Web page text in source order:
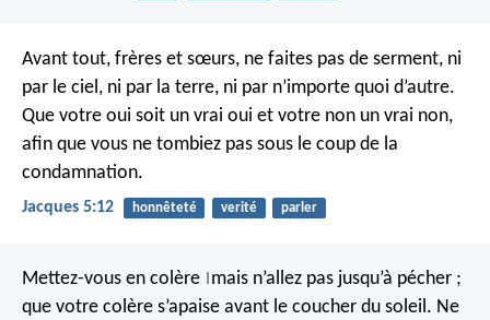
Avant tout, frères et sœurs, ne faites pas de serment, ni
par le ciel, ni par la terre, ni par n’importe quoi d’autre.
Que votre oui soit un vrai oui et votre non un vrai non,
afin que vous ne tombiez pas sous le coup de la
condamnation.
Jacques 5:12 honnêteté verité parler
Mettez-vous en colère mais n’allez pas jusqu’à pécher ;
que votre colère s’apaise avant le coucher du soleil. Ne